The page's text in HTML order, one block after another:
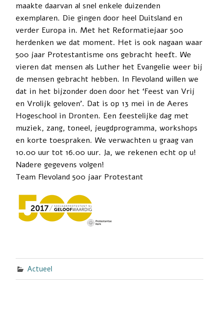
maakte daarvan al snel enkele duizenden
exemplaren. Die gingen door heel Duitsland en
verder Europa in. Met het Reformatiejaar 500
herdenken we dat moment. Het is ook nagaan waar
500 jaar Protestantisme ons gebracht heeft. We
vieren dat mensen als Luther het Evangelie weer bij
de mensen gebracht hebben. In Flevoland willen we
dat in het bijzonder doen door het ‘Feest van Vrij
en Vrolijk geloven’. Dat is op 13 mei in de Aeres
Hogeschool in Dronten. Een feestelijke dag met
muziek, zang, toneel, jeugdprogramma, workshops
en korte toespraken. We verwachten u graag van
10.00 uur tot 16.00 uur. Ja, we rekenen echt op u!
Nadere gegevens volgen!
Team Flevoland 500 jaar Protestant
Actueel